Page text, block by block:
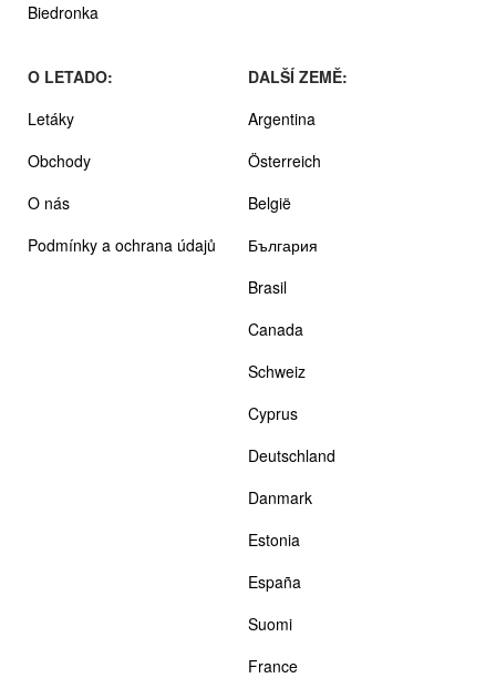
Biedronka
O LETADO:
Letáky
Obchody
O nás
Podmínky a ochrana údajů
DALŠÍ ZEMĚ:
Argentina
Österreich
België
България
Brasil
Canada
Schweiz
Cyprus
Deutschland
Danmark
Estonia
España
Suomi
France